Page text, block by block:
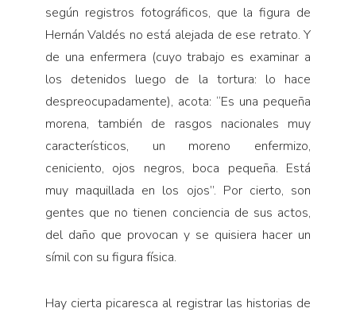
según registros fotográficos, que la figura de
Hernán Valdés no está alejada de ese retrato. Y
de una enfermera (cuyo trabajo es examinar a
los detenidos luego de la tortura: lo hace
despreocupadamente), acota: “Es una pequeña
morena, también de rasgos nacionales muy
característicos, un moreno enfermizo,
ceniciento, ojos negros, boca pequeña. Está
muy maquillada en los ojos”. Por cierto, son
gentes que no tienen conciencia de sus actos,
del daño que provocan y se quisiera hacer un
símil con su figura física.
Hay cierta picaresca al registrar las historias de